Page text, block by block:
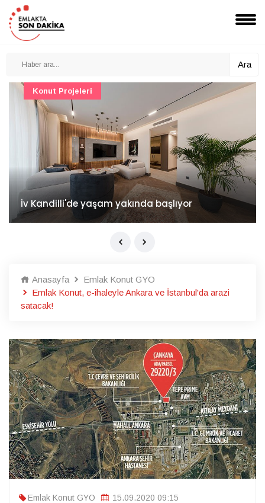
Ara
İv Kandilli'de yaşam yakında başlıyor
Konut Projeleri
Anasayfa
Emlak Konut GYO
Emlak Konut, e-ihaleyle Ankara ve İstanbul'da arazi
satacak!
Emlak Konut GYO
15.09.2020 09:15